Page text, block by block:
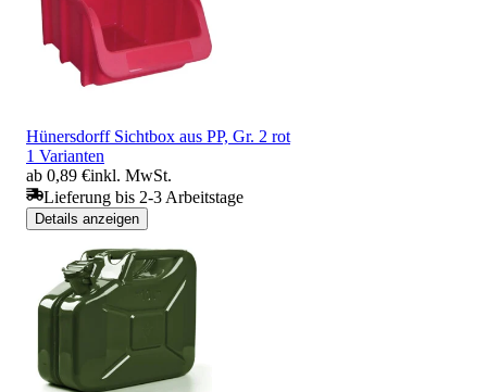
Hünersdorff Sichtbox aus PP, Gr. 2 rot
1 Varianten
ab 0,89 €inkl. MwSt.
Lieferung bis 2-3 Arbeitstage
Details anzeigen